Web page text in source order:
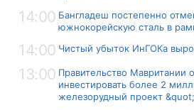
14:00 Бангладеш постепенно
южнокорейскую сталь в
14:00 Чистый убыток ИнГОКа
13:00 Правительство Мавритании
инвестировать более 2
железорудный проект